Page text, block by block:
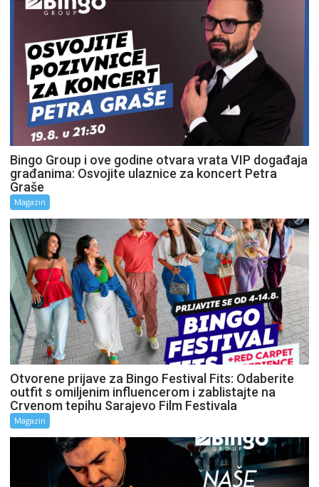
Bingo Group i ove godine otvara vrata VIP događaja
građanima: Osvojite ulaznice za koncert Petra
Graše
Magazin
Otvorene prijave za Bingo Festival Fits: Odaberite
outfit s omiljenim influencerom i zablistajte na
Crvenom tepihu Sarajevo Film Festivala
Magazin